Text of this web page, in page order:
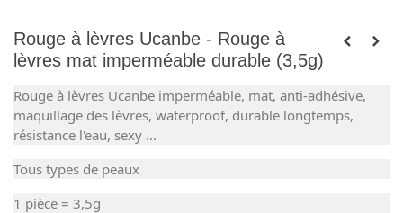
Rouge à lèvres Ucanbe - Rouge à
lèvres mat imperméable durable (3,5g)
Rouge à lèvres Ucanbe imperméable, mat, anti-adhésive,
maquillage des lèvres, waterproof, durable longtemps,
résistance l'eau, sexy ...
Tous types de peaux
1 pièce = 3,5g